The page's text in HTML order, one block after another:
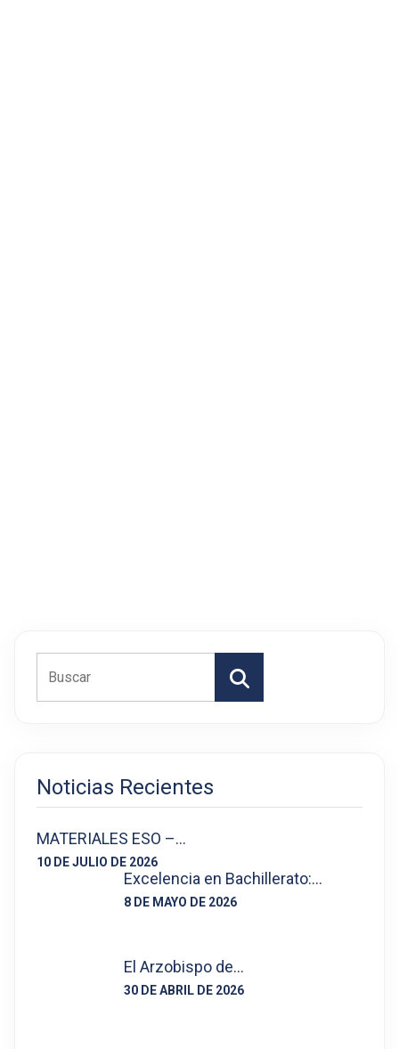
Buscar
Noticias Recientes
MATERIALES ESO –…
10 DE JULIO DE 2026
Excelencia en Bachillerato:…
8 DE MAYO DE 2026
El Arzobispo de…
30 DE ABRIL DE 2026